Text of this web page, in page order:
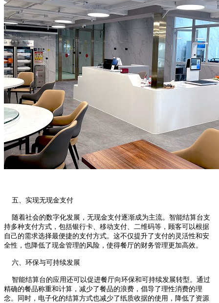
五、实现无现金支付
随着社会的数字化发展，无现金支付逐渐成为主流。智能结算台支
持多种支付方式，包括银行卡、移动支付、二维码等，顾客可以根据
自己的需求选择最便捷的支付方式。这不仅提升了支付的灵活性和安
全性，也降低了现金管理的风险，使得餐厅的财务管理更加高效。
六、环保与可持续发展
智能结算台的应用还可以促进餐厅向环保和可持续发展转型。通过
精确的餐品称重和计算，减少了餐品的浪费，倡导了理性消费的理
念。同时，电子化的结算方式也减少了纸质收据的使用，降低了资源